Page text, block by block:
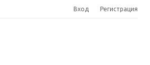
Вход Регистрация